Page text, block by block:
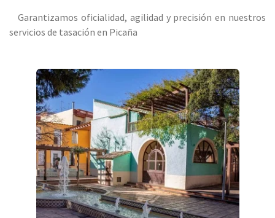
Garantizamos oficialidad, agilidad y precisión en nuestros
servicios de tasación en Picaña